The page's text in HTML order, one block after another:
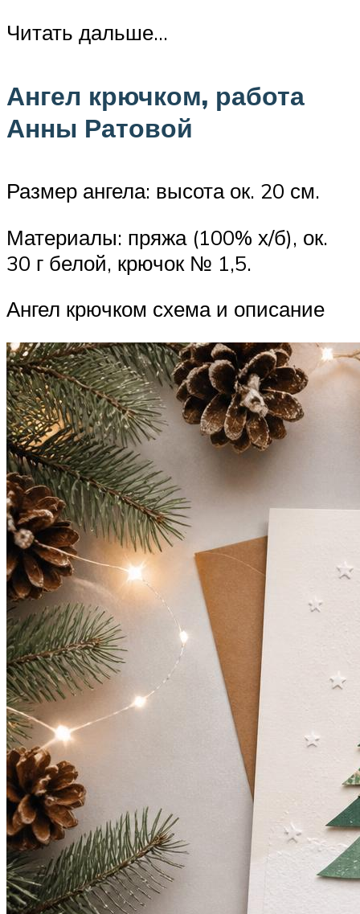
Читать дальше…
Ангел крючком, работа
Анны Ратовой
Размер ангела: высота ок. 20 см.
Материалы: пряжа (100% х/б), ок.
30 г белой, крючок № 1,5.
Ангел крючком схема и описание